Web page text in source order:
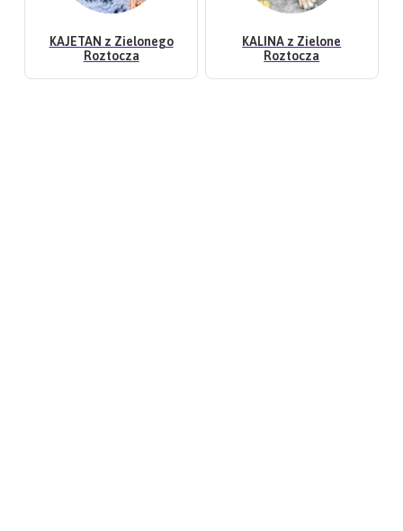
KAJETAN z Zielonego
Roztocza
KALINA z Zielone
Roztocza